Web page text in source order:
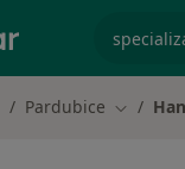
Pardubice Změna